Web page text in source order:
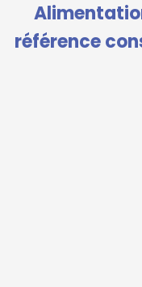
référence